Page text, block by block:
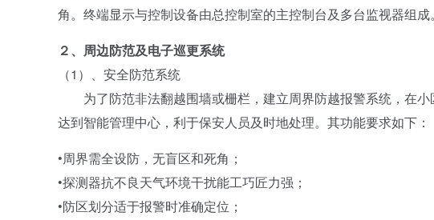
角。终端显示与控制设备由总控制室的主控制台及多台监视器组
２、周边防范及电子巡更系统
（1）、安全防范系统
为了防范非法翻越围墙或栅栏，建立周界防越报警系统，在小
达到智能管理中心，利于保安人员及时地处理。其功能要求如下：
•周界需全设防，无盲区和死角；
•探测器抗不良天气环境干扰能工巧匠力强；
•防区划分适于报警时准确定位；